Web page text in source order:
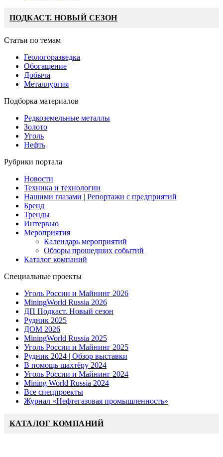
ПОДКАСТ. НОВЫЙ СЕЗОН
Статьи по темам
Геологоразведка
Обогащение
Добыча
Металлургия
Подборка материалов
Редкоземельные металлы
Золото
Уголь
Нефть
Рубрики портала
Новости
Техника и технологии
Нашими глазами | Репортажи с предприятий
Бренд
Тренды
Интервью
Мероприятия
Календарь мероприятий
Обзоры прошедших событий
Каталог компаний
Специальные проекты
Уголь России и Майнинг 2026
MiningWorld Russia 2026
ДП Подкаст. Новый сезон
Рудник 2025
ДОМ 2026
MiningWorld Russia 2025
Уголь России и Майнинг 2025
Рудник 2024 | Обзор выставки
В помощь шахтёру 2024
Уголь России и Майнинг 2024
Mining World Russia 2024
Все спецпроекты
Журнал «Нефтегазовая промышленность»
КАТАЛОГ КОМПАНИЙ